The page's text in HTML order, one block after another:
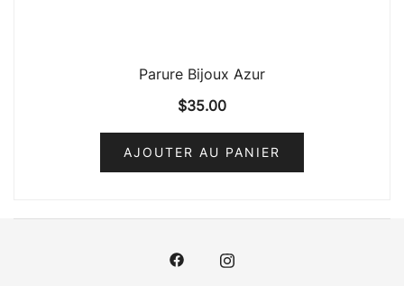
Parure Bijoux Azur
$35.00
AJOUTER AU PANIER